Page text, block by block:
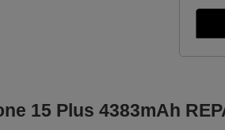
15 Plus 4383mAh